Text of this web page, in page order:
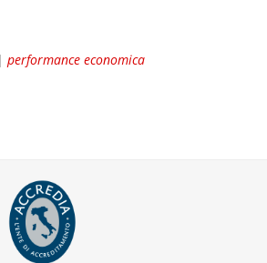
performance economica